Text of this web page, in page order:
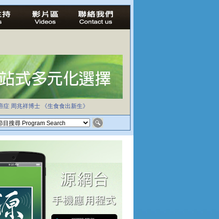
症 周兆祥博士 《生食食出新生》